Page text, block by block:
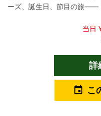
ーズ、誕生日、節目の旅――
「ディフェンダー」。 その
された快適性を兼ね備えた
テリアパックを施し、さら
ったこのモデルは、マット
や海とのコントラストが、
当日
詳
event こ